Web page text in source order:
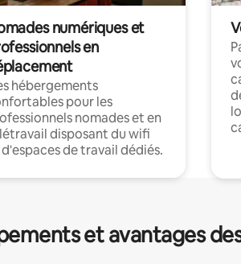
numériques et
en
hébergements
pour les
nomades et en
disposant du wifi
de travail dédiés.
et avantages